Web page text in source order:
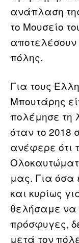
ανάπλαση
το Μουσείο
αποτελέσουν
πόλης.
Για τους
Μπουτάρης
πολέμησε τη
όταν το 2018
ανέφερε ότι
μας. Για όσα
και κυρίως
θελήσαμε να
πρόσφυγες,
μετά τον